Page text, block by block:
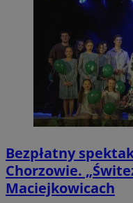
Bezpłatny
Chorzowie.
Maciejkowicach